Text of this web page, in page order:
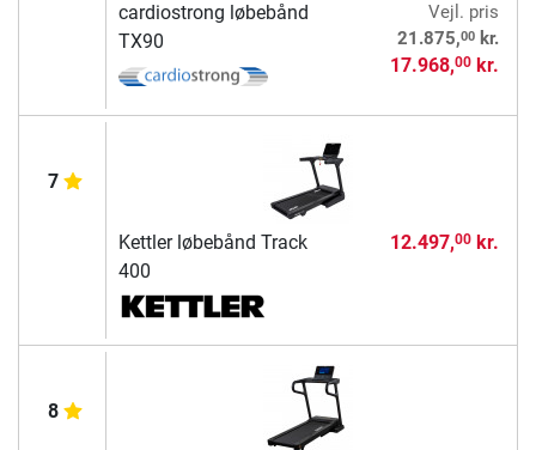
cardiostrong løbebånd
TX90
Vejl. pris
21.875,00kr.
17.968,00kr.
7
Kettler løbebånd Track
400
12.497,00kr.
8